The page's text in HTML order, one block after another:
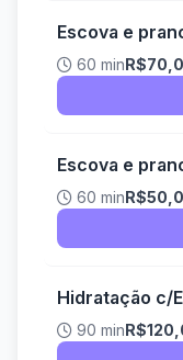
Escova e
60 min
Escova e
60 min
Hidratação c/
90 min